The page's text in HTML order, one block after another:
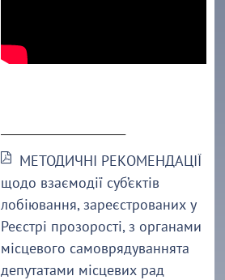
МЕТОДИЧНІ РЕКОМЕНДАЦІЇ
щодо взаємодії суб’єктів
лобіювання, зареєстрованих у
Реєстрі прозорості, з органами
місцевого самоврядуваннята
депутатами місцевих рад